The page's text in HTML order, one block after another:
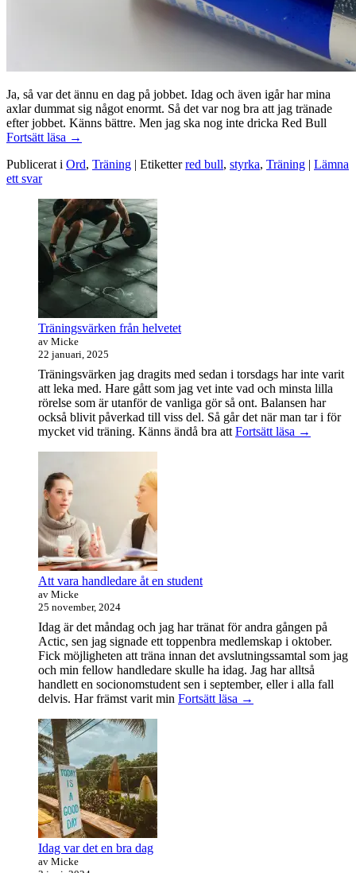
Ja, så var det ännu en dag på jobbet. Idag och även igår har mina
axlar dummat sig något enormt. Så det var nog bra att jag tränade
efter jobbet. Känns bättre. Men jag ska nog inte dricka Red Bull
Fortsätt läsa Red
it’s
for
you
→
Publicerat i Ord, Träning | Etiketter red bull, styrka, Träning | Lämna
ett svar
Primära
sidofältet
Widget
område
Träningsvärken från helvetet
av Micke
22 januari, 2025
Träningsvärken jag dragits med sedan i torsdags har inte varit
att leka med. Hare gått som jag vet inte vad och minsta lilla
rörelse som är utanför de vanliga gör så ont. Balansen har
också blivit påverkad till viss del. Så går det när man tar i för
mycket vid träning. Känns ändå bra att Fortsätt läsa →
Att vara handledare åt en student
av Micke
25 november, 2024
Idag är det måndag och jag har tränat för andra gången på
Actic, sen jag signade ett toppenbra medlemskap i oktober.
Fick möjligheten att träna innan det avslutningssamtal som jag
och min fellow handledare skulle ha idag. Jag har alltså
handlett en socionomstudent sen i september, eller i alla fall
delvis. Har främst varit min Fortsätt läsa Att
→
Idag var det en bra dag
av Micke